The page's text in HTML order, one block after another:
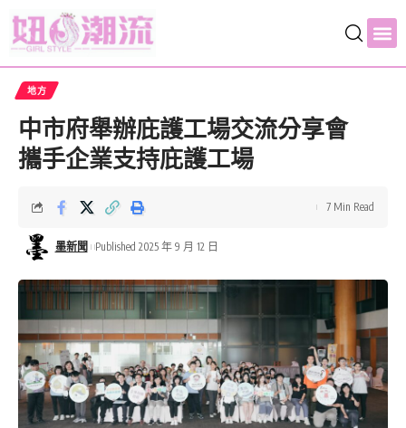
地方
中市府舉辦庇護工場交流分享會
攜手企業支持庇護工場
墨新聞 Published 2025 年 9 月 12 日
7 Min Read